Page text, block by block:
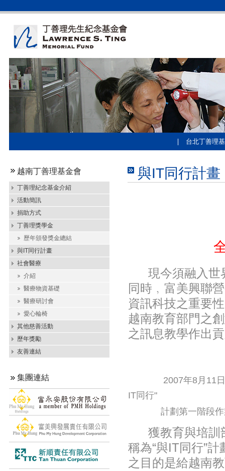
台北丁善理
越南丁善理基金會
丁善理紀念基金介紹
活動簡訊
捐助方式
丁善理獎學金
歷年頒發獎金總結
與IT同行計畫
社會醫療
介紹
醫療物資基礎
醫療研討會
愛心輪椅
其他慈善活動
歷年獎勵
友善連結
集團連結
與IT同行計畫
現今須融入世
同時﹐富美興聯
資訊科技之重要
越南教育部門之
之訊息教學作出
2007年8月11
IT同行"
計劃第一階段作
獲教育與培訓
稱為“與IT同行”計
之目的是給越南